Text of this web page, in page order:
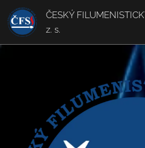
ČESKÝ
z. s.